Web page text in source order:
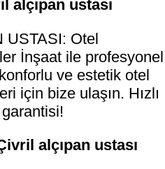
alçıpan ustası
USTASI: Otel
İnşaat ile profesyonel
ve estetik otel
için bize ulaşın. Hızlı
alçıpan ustası